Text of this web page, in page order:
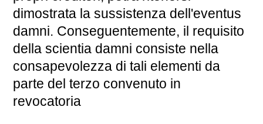
dimostrata la sussistenza dell'eventus
damni. Conseguentemente, il requisito
della scientia damni consiste nella
consapevolezza di tali elementi da
parte del terzo convenuto in
revocatoria